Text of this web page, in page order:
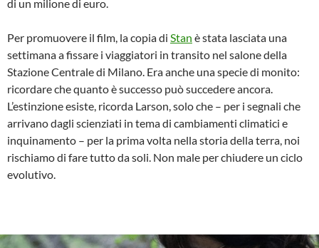
di un milione di euro.
Per promuovere il film, la copia di Stan è stata lasciata una
settimana a fissare i viaggiatori in transito nel salone della
Stazione Centrale di Milano. Era anche una specie di monito:
ricordare che quanto è successo può succedere ancora.
L’estinzione esiste, ricorda Larson, solo che – per i segnali che
arrivano dagli scienziati in tema di cambiamenti climatici e
inquinamento – per la prima volta nella storia della terra, noi
rischiamo di fare tutto da soli. Non male per chiudere un ciclo
evolutivo.